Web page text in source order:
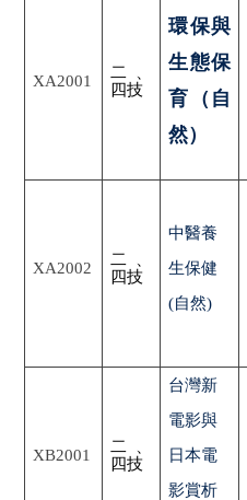
XA2001
二、
四技
環保與
生態保
育（自
然）
XA2002
二、
四技
中醫養
生保健
(自然)
XB2001
二、
四技
台灣新
電影與
日本電
影賞析